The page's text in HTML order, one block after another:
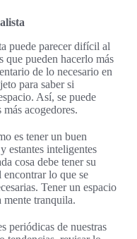
puede parecer difícil al
que pueden hacerlo más
de lo necesario en
para saber si
Así, se puede
acogedores.
es tener un buen
estantes inteligentes
cosa debe tener su
lo que se
Tener un espacio
mente tranquila.
periódicas de nuestras